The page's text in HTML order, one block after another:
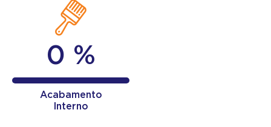
0 %
Acabamento
Interno